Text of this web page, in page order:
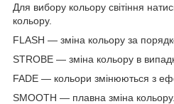
Для вибору кольору світіння
кольору.
FLASH — зміна кольору за
STROBE — зміна кольору в
FADE — кольори змінюються з
SMOOTH — плавна зміна кольору.